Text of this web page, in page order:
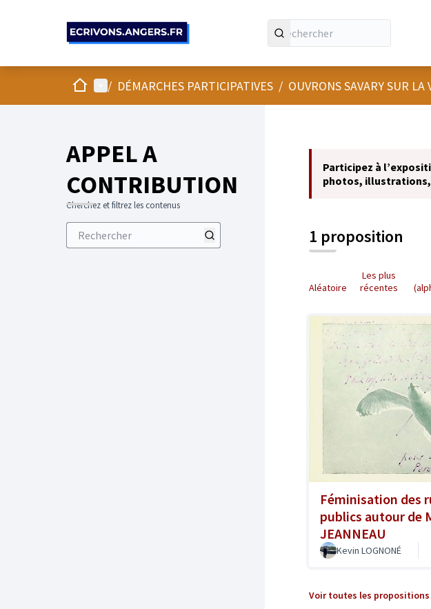
AccueilMenu principal
/ DÉMARCHES PARTICIPATIVES / OUVRONS SAVARY SUR LA
APPEL A
CONTRIBUTION
Cherchez et filtrez les contenus
Participez à
photos, illustrations,
1 proposition
Aléatoire
Les plus
récentes
Féminisation des
publics autour de
JEANNEAU
Kevin LOGNONÉ
Voir toutes les propositions